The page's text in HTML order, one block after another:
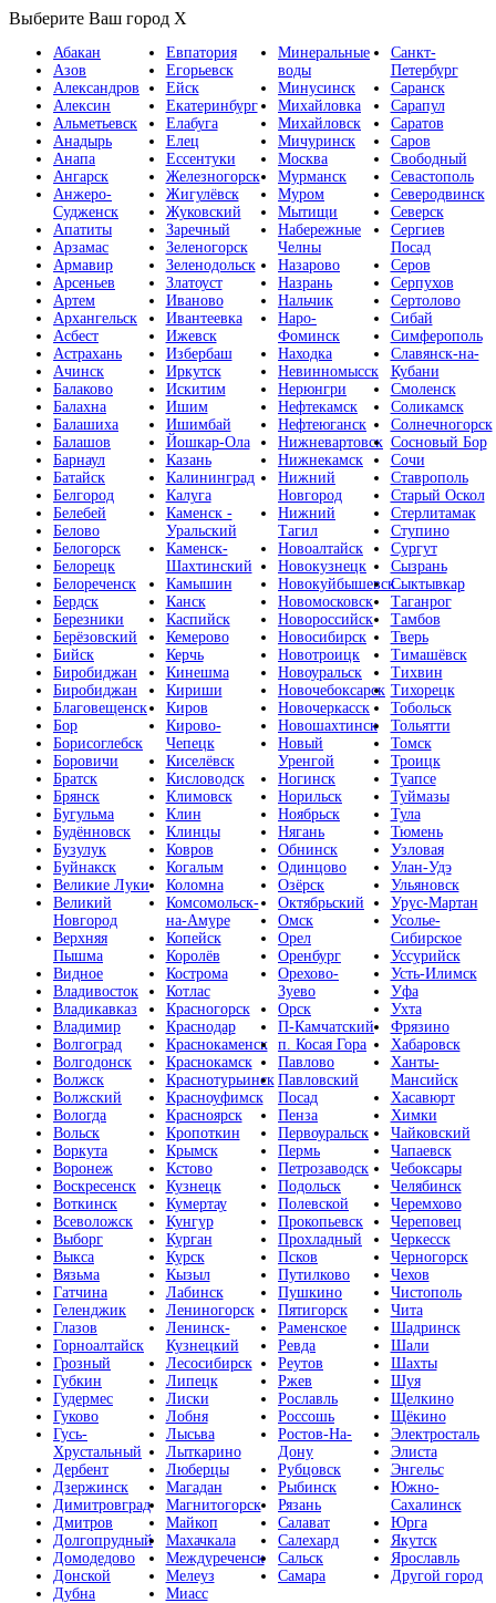
Выберите Ваш город X
Абакан
Азов
Александров
Алексин
Альметьевск
Анадырь
Анапа
Ангарск
Анжеро-
Судженск
Апатиты
Арзамас
Армавир
Арсеньев
Артем
Архангельск
Асбест
Астрахань
Ачинск
Балаково
Балахна
Балашиха
Балашов
Барнаул
Батайск
Белгород
Белебей
Белово
Белогорск
Белорецк
Белореченск
Бердск
Березники
Берёзовский
Бийск
Биробиджан
Биробиджан
Благовещенск
Бор
Борисоглебск
Боровичи
Братск
Брянск
Бугульма
Будённовск
Бузулук
Буйнакск
Великие Луки
Великий
Новгород
Верхняя
Пышма
Видное
Владивосток
Владикавказ
Владимир
Волгоград
Волгодонск
Волжск
Волжский
Вологда
Вольск
Воркута
Воронеж
Воскресенск
Воткинск
Всеволожск
Выборг
Выкса
Вязьма
Гатчина
Геленджик
Глазов
Горноалтайск
Грозный
Губкин
Гудермес
Гуково
Гусь-
Хрустальный
Дербент
Дзержинск
Димитровград
Дмитров
Долгопрудный
Домодедово
Донской
Дубна
Евпатория
Егорьевск
Ейск
Екатеринбург
Елабуга
Елец
Ессентуки
Железногорск
Жигулёвск
Жуковский
Заречный
Зеленогорск
Зеленодольск
Златоуст
Иваново
Ивантеевка
Ижевск
Избербаш
Иркутск
Искитим
Ишим
Ишимбай
Йошкар-Ола
Казань
Калининград
Калуга
Каменск -
Уральский
Каменск-
Шахтинский
Камышин
Канск
Каспийск
Кемерово
Керчь
Кинешма
Кириши
Киров
Кирово-
Чепецк
Киселёвск
Кисловодск
Климовск
Клин
Клинцы
Ковров
Когалым
Коломна
Комсомольск-
на-Амуре
Копейск
Королёв
Кострома
Котлас
Красногорск
Краснодар
Краснокаменск
Краснокамск
Краснотурьинск
Красноуфимск
Красноярск
Кропоткин
Крымск
Кстово
Кузнецк
Кумертау
Кунгур
Курган
Курск
Кызыл
Лабинск
Лениногорск
Ленинск-
Кузнецкий
Лесосибирск
Липецк
Лиски
Лобня
Лысьва
Лыткарино
Люберцы
Магадан
Магнитогорск
Майкоп
Махачкала
Междуреченск
Мелеуз
Миасс
Минеральные
воды
Минусинск
Михайловка
Михайловск
Мичуринск
Москва
Мурманск
Муром
Мытищи
Набережные
Челны
Назарово
Назрань
Нальчик
Наро-
Фоминск
Находка
Невинномысск
Нерюнгри
Нефтекамск
Нефтеюганск
Нижневартовск
Нижнекамск
Нижний
Новгород
Нижний
Тагил
Новоалтайск
Новокузнецк
Новокуйбышевск
Новомосковск
Новороссийск
Новосибирск
Новотроицк
Новоуральск
Новочебоксарск
Новочеркасск
Новошахтинск
Новый
Уренгой
Ногинск
Норильск
Ноябрьск
Нягань
Обнинск
Одинцово
Озёрск
Октябрьский
Омск
Орел
Оренбург
Орехово-
Зуево
Орск
П-Камчатский
п. Косая Гора
Павлово
Павловский
Посад
Пенза
Первоуральск
Пермь
Петрозаводск
Подольск
Полевской
Прокопьевск
Прохладный
Псков
Путилково
Пушкино
Пятигорск
Раменское
Ревда
Реутов
Ржев
Рославль
Россошь
Ростов-На-
Дону
Рубцовск
Рыбинск
Рязань
Салават
Салехард
Сальск
Самара
Санкт-
Петербург
Саранск
Сарапул
Саратов
Саров
Свободный
Севастополь
Северодвинск
Северск
Сергиев
Посад
Серов
Серпухов
Сертолово
Сибай
Симферополь
Славянск-на-
Кубани
Смоленск
Соликамск
Солнечногорск
Сосновый Бор
Сочи
Ставрополь
Старый Оскол
Стерлитамак
Ступино
Сургут
Сызрань
Сыктывкар
Таганрог
Тамбов
Тверь
Тимашёвск
Тихвин
Тихорецк
Тобольск
Тольятти
Томск
Троицк
Туапсе
Туймазы
Тула
Тюмень
Узловая
Улан-Удэ
Ульяновск
Урус-Мартан
Усолье-
Сибирское
Уссурийск
Усть-Илимск
Уфа
Ухта
Фрязино
Хабаровск
Ханты-
Мансийск
Хасавюрт
Химки
Чайковский
Чапаевск
Чебоксары
Челябинск
Черемхово
Череповец
Черкесск
Черногорск
Чехов
Чистополь
Чита
Шадринск
Шали
Шахты
Шуя
Щелкино
Щёкино
Электросталь
Элиста
Энгельс
Южно-
Сахалинск
Юрга
Якутск
Ярославль
Другой город